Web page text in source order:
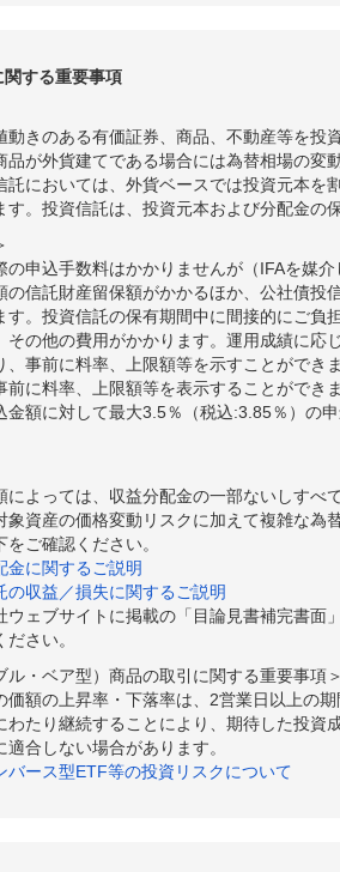
する重要事項
動きのある有価証券、商品、不動産等を
品が外貨建てである場合には為替相場の
託においては、外貨ベースでは投資元本
す。投資信託は、投資元本および分配金の
の申込手数料はかかりませんが（IFAを媒
の信託財産留保額がかかるほか、公社債
す。投資信託の保有期間中に間接的にご
その他の費用がかかります。運用成績に
、事前に料率、上限額等を示すことがで
前に料率、上限額等を表示することがで
金額に対して最大3.5％（税込:3.85％）の
によっては、収益分配金の一部ないしす
象資産の価格変動リスクに加えて複雑な
ご確認ください。
金に関するご説明
の収益／損失に関するご説明
ウェブサイトに掲載の「目論見書補完書
さい。
ル・ベア型）商品の取引に関する重要事項
価額の上昇率・下落率は、2営業日以上の
わたり継続することにより、期待した投
合しない場合があります。
バース型ETF等の投資リスクについて